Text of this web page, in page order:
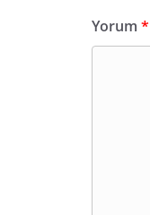
Yorum *